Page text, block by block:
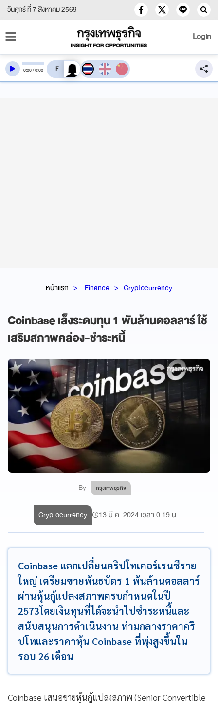
วันศุกร์ ที่ 7 สิงหาคม 2569
Login
หน้าแรก Finance Cryptocurrency
Coinbase เล็งระดมทุน 1 พันล้านดอลลาร์ ใช้
เสริมสภาพคล่อง-ชำระหนี้
By กรุงเทพธุรกิจ
0:00/0:00 สลับเสียงอ่าน
Cryptocurrency 13 มี.ค. 2024 เวลา 0:19 น.
Coinbase แลกเปลี่ยนคริปโทเคอร์เรนซีราย
ใหญ่ เตรียมขายพันธบัตร 1 พันล้านดอลลาร์
ผ่านหุ้นกู้แปลงสภาพครบกำหนดในปี
2573โดยเงินทุนที่ได้จะนำไปชำระหนี้และ
สนับสนุนการดำเนินงาน ท่ามกลางราคาคริ
ปโทและราคาหุ้น Coinbase ที่พุ่งสูงขึ้นใน
รอบ 26 เดือน
Coinbase เสนอขายหุ้นกู้แปลงสภาพ (Senior Convertible